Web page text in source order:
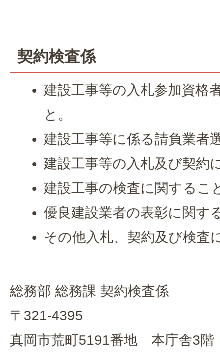
契約検査係
建設工事等の入札参加資格
と。
建設工事等に係る請負業者
建設工事等の入札及び契約
建設工事の検査に関するこ
優良建設業者の表彰に関す
その他入札、契約及び検査
総務部 総務課 契約検査係
〒321-4395
真岡市荒町5191番地 本庁舎3階